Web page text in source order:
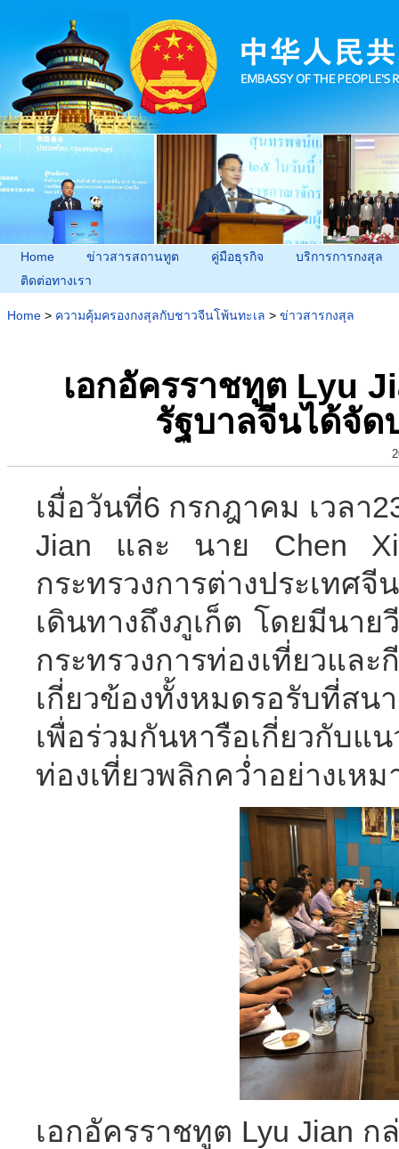
Home ข่าวสารสถานทูต คู่มือธุรกิจ
บริการการกงสุล
ติดต่อทางเรา
Home > ความคุ้มครองกงสุลกับชาวจีนโพ้นทะเล > ข่าวสารกงสุล
เอกอัครราชทูต Lyu
รัฐบาลจีนได้จัด
เมื่อวันที่6 กรกฎาคม เวลา
Jian และ นาย Chen
กระทรวงการต่างประเทศ
เดินทางถึงภูเก็ต โดยมีนา
กระทรวงการท่องเที่ย
เกี่ยวข้องทั้งหมดรอรับที่ส
เพื่อร่วมกันหารือเกี่ยวกับแ
ท่องเที่ยวพลิกคว่ำอย่างเหม
เอกอัครราชทูต Lyu Jian